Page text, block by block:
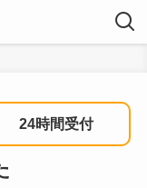
時間受付